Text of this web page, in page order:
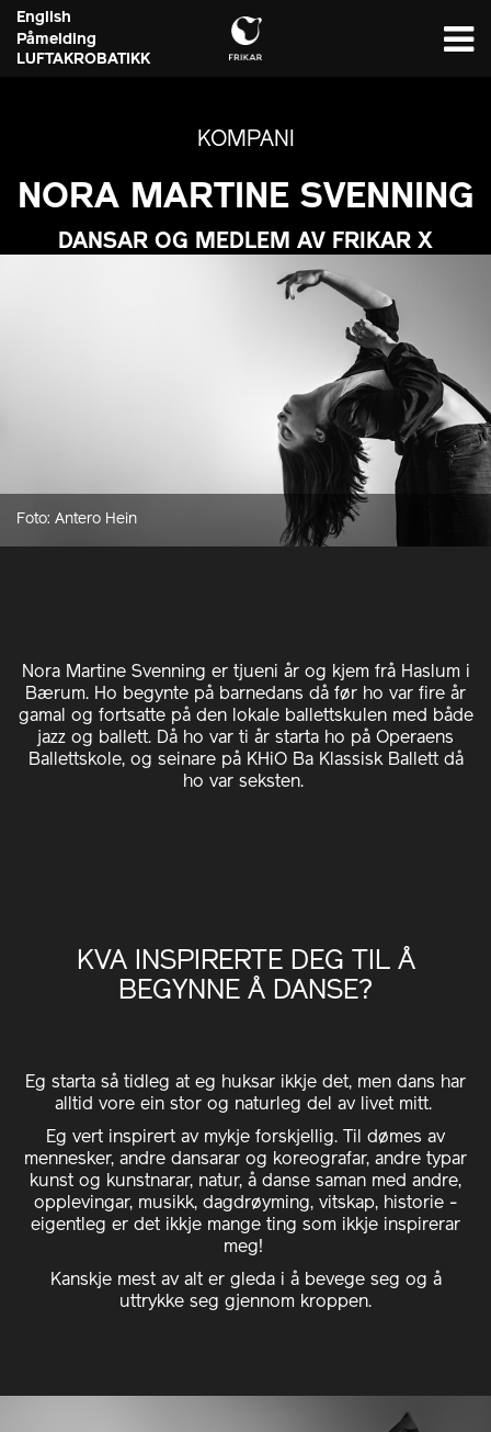
English
Påmelding
LUFTAKROBATIKK
KOMPANI
NORA MARTINE SVENNING
DANSAR OG MEDLEM AV FRIKAR X
Foto: Antero Hein
Nora Martine Svenning er tjueni år og kjem frå Haslum i
Bærum. Ho begynte på barnedans då før ho var fire år
gamal og fortsatte på den lokale ballettskulen med både
jazz og ballett. Då ho var ti år starta ho på Operaens
Ballettskole, og seinare på KHiO Ba Klassisk Ballett då
ho var seksten.
KVA INSPIRERTE DEG TIL Å
BEGYNNE Å DANSE?
Eg starta så tidleg at eg huksar ikkje det, men dans har
alltid vore ein stor og naturleg del av livet mitt.
Eg vert inspirert av mykje forskjellig. Til dømes av
mennesker, andre dansarar og koreografar, andre typar
kunst og kunstnarar, natur, å danse saman med andre,
opplevingar, musikk, dagdrøyming, vitskap, historie -
eigentleg er det ikkje mange ting som ikkje inspirerar
meg!
Kanskje mest av alt er gleda i å bevege seg og å
uttrykke seg gjennom kroppen.